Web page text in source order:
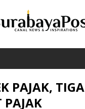
PAJAK, TIGA
PAJAK